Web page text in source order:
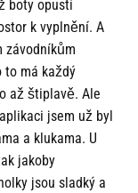
boty opustí
k vyplnění. A
závodníkům
to má každý
až štiplavě. Ale
jsem už byl
a klukama. U
jakoby
jsou sladký a